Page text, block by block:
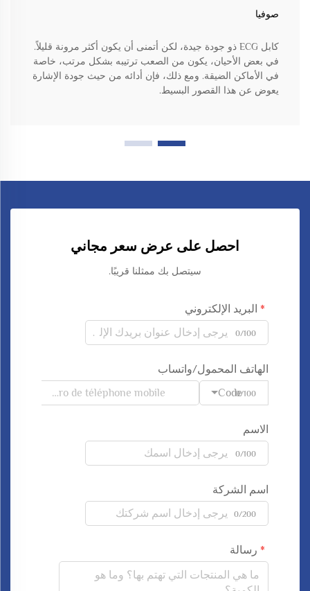
صوفيا
كابل ECG ذو جودة جيدة، لكن أتمنى أن يكون أكثر مرونة قليلاً.
في بعض الأحيان، يكون من الصعب ترتيبه بشكل مرتب، خاصة
في الأماكن الضيقة. ومع ذلك، فإن أدائه من حيث جودة الإشارة
يعوض عن هذا القصور البسيط.
احصل على عرض سعر مجاني
سيتصل بك ممثلنا قريبًا.
البريد الإلكتروني
0/100
الهاتف المحمول/واتساب
Code0/100
الاسم
0/100
اسم الشركة
0/200
رسالة